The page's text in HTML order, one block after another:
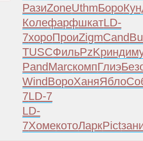
РазиZoneUthmБоро
КолефарфшкатLD-
7хороПроиZigmCand
TUSCФильPzKpинди
PandMarcкомпГлиэ
WindВороХаняЯбло
7LD-7
LD-
7ХомекотоЛаркPict